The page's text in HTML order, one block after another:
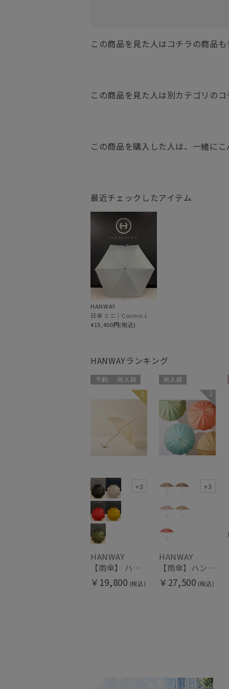
この商品を見た人はコチラの商品
この商品を見た人は別カテゴリの
この商品を購入した人は、一緒に
最近チェックしたアイテム
HANWAY
日傘 ミニ｜Cosmic Luster [HANWAY]
¥15,400円(税込)
HANWAYランキング
再入荷
1
+3
HANWAY
【雨傘】 ハンウェイ （HANWAY） Couturier クチュリエ 長傘 日本製
￥19,800 (税込)
WOMEN
2
+3
HANWAY
【雨傘】ハンウェイ （HANWAY ）真田耳（サナダミミ）長傘 日本製 カーボン骨
￥27,500 (税込)